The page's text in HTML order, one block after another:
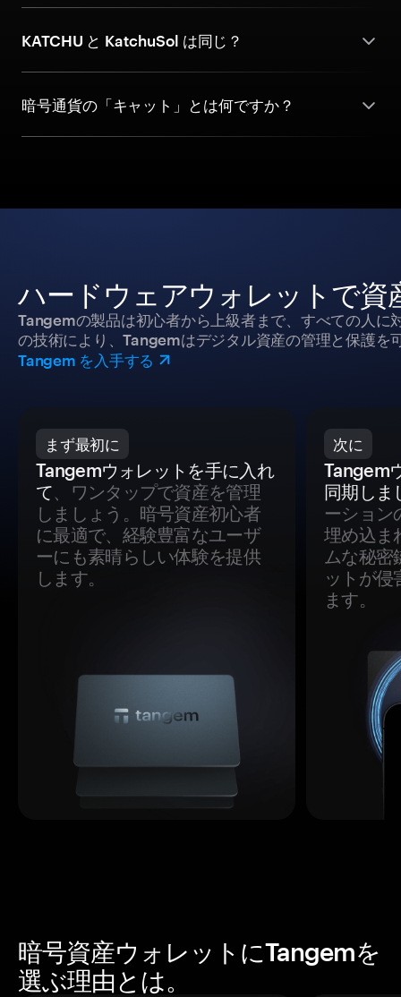
KATCHU と KatchuSol は同じ？
暗号通貨の「キャット」とは何ですか？
ハードウェアウォレットで資
Tangemの製品は初心者から上級者まで、すべての人に
の技術により、Tangemはデジタル資産の管理と保護を
Tangem を入手する
まず最初に
Tangemウォレットを手に入れ
て、ワンタップで資産を管理
しましょう。暗号資産初心者
に最適で、経験豊富なユーザ
ーにも素晴らしい体験を提供
します。
次に
Tangem
同期しま
ーション
埋め込ま
ムな秘密
ットが侵
ます。
暗号資産ウォレットにTangemを
選ぶ理由とは。